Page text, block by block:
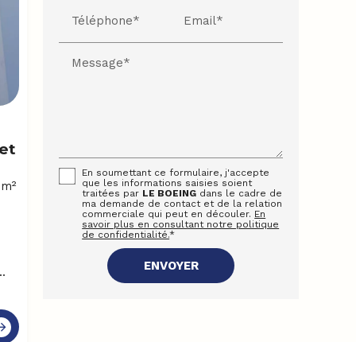
Téléphone* Email*
Message*
En soumettant ce formulaire, j'accepte
que les informations saisies soient
traitées par LE BOEING dans le cadre de
ma demande de contact et de la relation
commerciale qui peut en découler. En
savoir plus en consultant notre politique
de confidentialité.*